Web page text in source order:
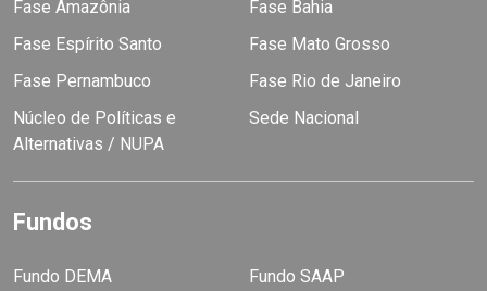
Fase Amazônia
Fase Bahia
Fase Espírito Santo
Fase Mato Grosso
Fase Pernambuco
Fase Rio de Janeiro
Núcleo de Políticas e
Alternativas / NUPA
Sede Nacional
Fundos
Fundo DEMA Fundo SAAP